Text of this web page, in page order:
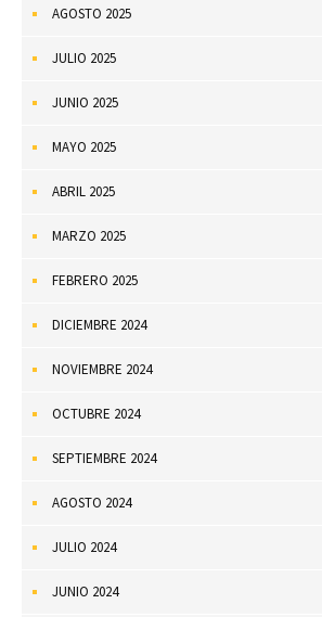
AGOSTO 2025
JULIO 2025
JUNIO 2025
MAYO 2025
ABRIL 2025
MARZO 2025
FEBRERO 2025
DICIEMBRE 2024
NOVIEMBRE 2024
OCTUBRE 2024
SEPTIEMBRE 2024
AGOSTO 2024
JULIO 2024
JUNIO 2024